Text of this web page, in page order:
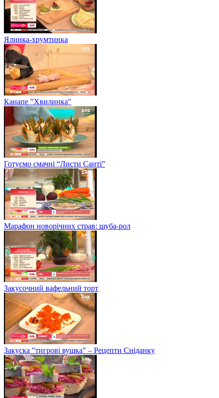
Ялинка-хрумтинка
Канапе "Хвилинка"
Готуємо смачні “Листи Санті”
Марафон новорічних страв: шуба-рол
Закусочний вафельний торт
Закуска "тигрові вушка" – Рецепти Сніданку